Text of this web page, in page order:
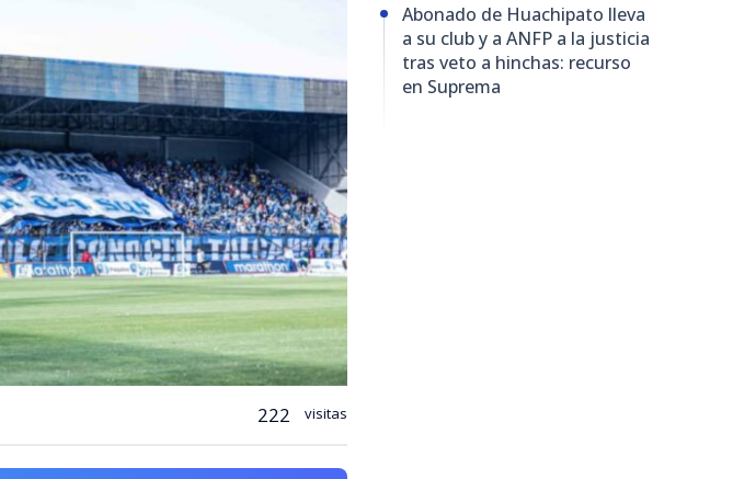
222 visitas
Abonado de Huachipato lleva
a su club y a ANFP a la justicia
tras veto a hinchas: recurso
en Suprema